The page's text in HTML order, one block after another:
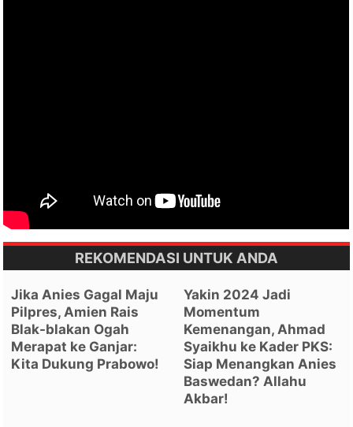
REKOMENDASI UNTUK ANDA
Jika Anies Gagal Maju
Pilpres, Amien Rais
Blak-blakan Ogah
Merapat ke Ganjar:
Kita Dukung Prabowo!
Yakin 2024 Jadi
Momentum
Kemenangan, Ahmad
Syaikhu ke Kader PKS:
Siap Menangkan Anies
Baswedan? Allahu
Akbar!